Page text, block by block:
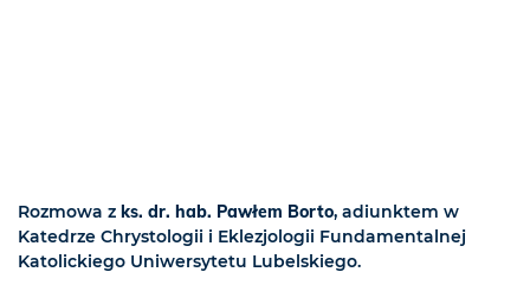
Rozmowa z ks. dr. hab. Pawłem Borto, adiunktem w
Katedrze Chrystologii i Eklezjologii Fundamentalnej
Katolickiego Uniwersytetu Lubelskiego.